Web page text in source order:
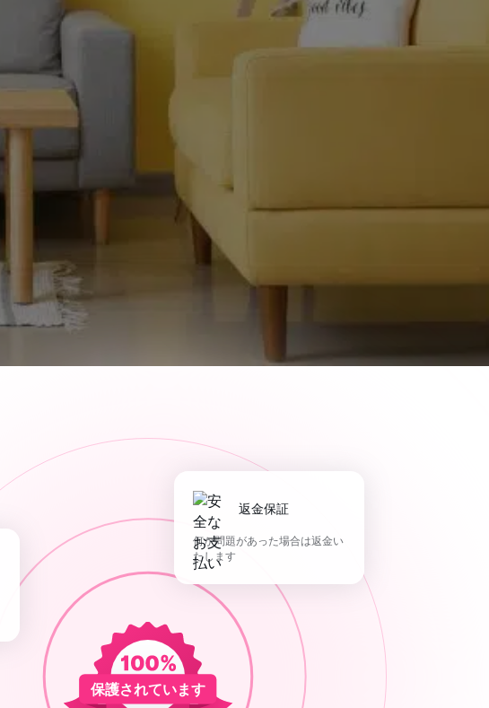
保護されています
返金保証
何か問題があった場合は返金い
たします